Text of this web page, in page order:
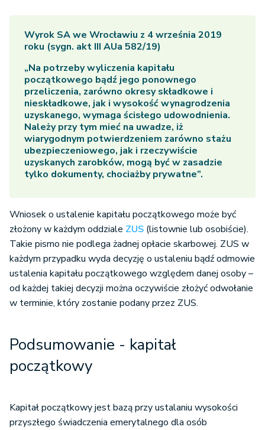
Wyrok SA we Wrocławiu z 4 września 2019
roku (sygn. akt III AUa 582/19)
„Na potrzeby wyliczenia kapitału
początkowego bądź jego ponownego
przeliczenia, zarówno okresy składkowe i
nieskładkowe, jak i wysokość wynagrodzenia
uzyskanego, wymaga ścisłego udowodnienia.
Należy przy tym mieć na uwadze, iż
wiarygodnym potwierdzeniem zarówno stażu
ubezpieczeniowego, jak i rzeczywiście
uzyskanych zarobków, mogą być w zasadzie
tylko dokumenty, chociażby prywatne”.
Wniosek o ustalenie kapitału początkowego może być
złożony w każdym oddziale ZUS (listownie lub osobiście).
Takie pismo nie podlega żadnej opłacie skarbowej. ZUS w
każdym przypadku wyda decyzję o ustaleniu bądź odmowie
ustalenia kapitału początkowego względem danej osoby –
od każdej takiej decyzji można oczywiście złożyć odwołanie
w terminie, który zostanie podany przez ZUS.
Podsumowanie - kapitał
początkowy
Kapitał początkowy jest bazą przy ustalaniu wysokości
przyszłego świadczenia emerytalnego dla osób